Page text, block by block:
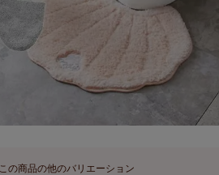
この商品の他のバリエーション